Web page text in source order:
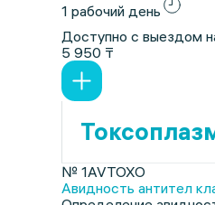
1 рабочий день
Доступно с выездом
5 950 ₸
№ 1AVTOXO
Авидность антител